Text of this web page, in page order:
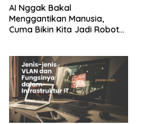
AI Nggak Bakal
Menggantikan Manusia,
Cuma Bikin Kita Jadi Robot